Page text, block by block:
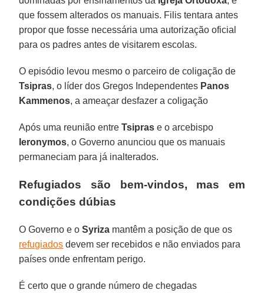
que fossem alterados os manuais. Filis tentara antes
propor que fosse necessária uma autorização oficial
para os padres antes de visitarem escolas.
O episódio levou mesmo o parceiro de coligação de
Tsipras, o líder dos Gregos Independentes Panos
Kammenos, a ameaçar desfazer a coligação
Após uma reunião entreTsipras e o arcebispo
Ieronymos, o Governo anunciou que os manuais
permaneciam para já inalterados.
Refugiados são bem-vindos, mas em
condições dúbias
O Governo e oSyriza mantêm a posição de que os
refugiados devem ser recebidos e não enviados para
países onde enfrentam perigo.
É certo que o grande número de chegadas